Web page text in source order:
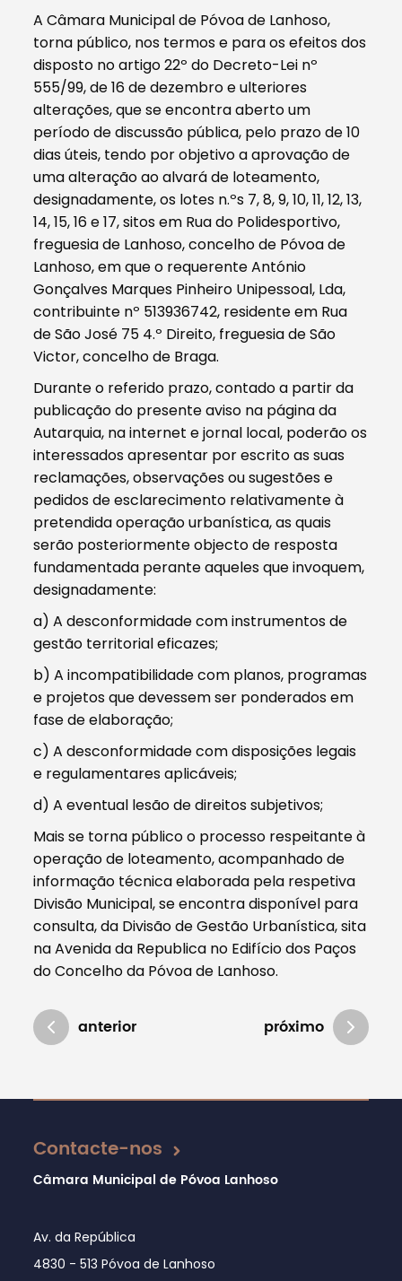
A Câmara Municipal de Póvoa de Lanhoso,
torna público, nos termos e para os efeitos dos
disposto no artigo 22º do Decreto-Lei nº
555/99, de 16 de dezembro e ulteriores
alterações, que se encontra aberto um
período de discussão pública, pelo prazo de 10
dias úteis, tendo por objetivo a aprovação de
uma alteração ao alvará de loteamento,
designadamente, os lotes n.ºs 7, 8, 9, 10, 11, 12, 13,
14, 15, 16 e 17, sitos em Rua do Polidesportivo,
freguesia de Lanhoso, concelho de Póvoa de
Lanhoso, em que o requerente António
Gonçalves Marques Pinheiro Unipessoal, Lda,
contribuinte nº 513936742, residente em Rua
de São José 75 4.º Direito, freguesia de São
Victor, concelho de Braga.
Durante o referido prazo, contado a partir da
publicação do presente aviso na página da
Autarquia, na internet e jornal local, poderão os
interessados apresentar por escrito as suas
reclamações, observações ou sugestões e
pedidos de esclarecimento relativamente à
pretendida operação urbanística, as quais
serão posteriormente objecto de resposta
fundamentada perante aqueles que invoquem,
designadamente:
a) A desconformidade com instrumentos de
gestão territorial eficazes;
b) A incompatibilidade com planos, programas
e projetos que devessem ser ponderados em
fase de elaboração;
c) A desconformidade com disposições legais
e regulamentares aplicáveis;
d) A eventual lesão de direitos subjetivos;
Mais se torna público o processo respeitante à
operação de loteamento, acompanhado de
informação técnica elaborada pela respetiva
Divisão Municipal, se encontra disponível para
consulta, da Divisão de Gestão Urbanística, sita
na Avenida da Republica no Edifício dos Paços
do Concelho da Póvoa de Lanhoso.
anterior próximo
Atualizado em 01/06/2022
Contacte-nos
Câmara Municipal de Póvoa Lanhoso
Av. da República
4830 - 513 Póvoa de Lanhoso